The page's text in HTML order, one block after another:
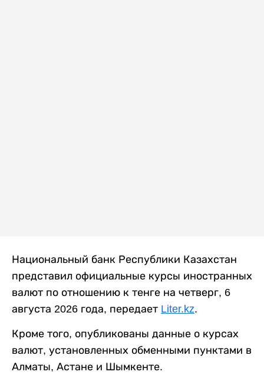
Национальный банк Республики Казахстан
представил официальные курсы иностранных
валют по отношению к тенге на четверг, 6
августа 2026 года, передает Liter.kz.
Кроме того, опубликованы данные о курсах
валют, установленных обменными пунктами в
Алматы, Астане и Шымкенте.